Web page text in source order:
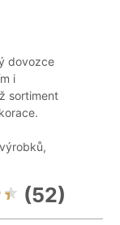
dovozce
i
sortiment
(52)